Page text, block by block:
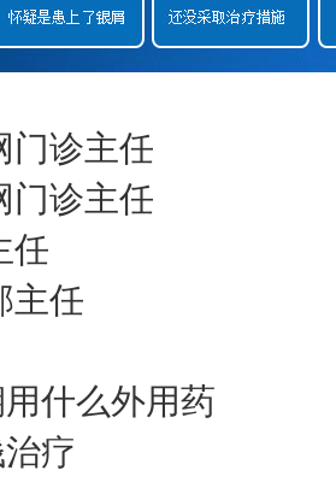
门诊主任
门诊主任
任
主任
什么外用药
疗